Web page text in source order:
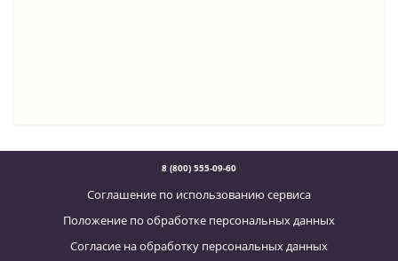
8 (800) 555-09-60
Соглашение по использованию сервиса
Положение по обработке персональных данных
Согласие на обработку персональных данных